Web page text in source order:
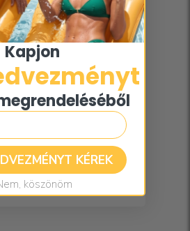
Kapjon ​
KÉREK
köszönöm